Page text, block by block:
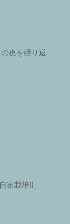
夜を繰り返
家栽培!!」